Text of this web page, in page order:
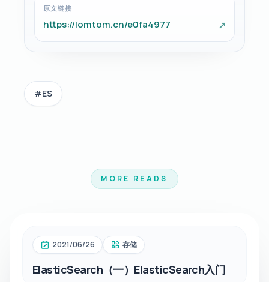
原文链接
https://lomtom.cn/e0fa4977 ↗
#ES
MORE READS
2021/06/26 存储
ElasticSearch（一）ElasticSearch入门